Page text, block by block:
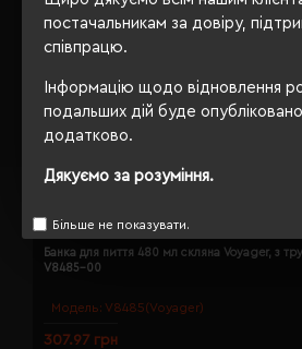
постачальникам за довіру,
співпрацю.
Інформацію щодо відновлення
подальших дій буде
додатково.
Дякуємо за розуміння.
Більше не показувати.
Модель: V8485(Voyager)
Банка для пиття 480 мл скляна Voyager, з
V8485-00
307.97 грн